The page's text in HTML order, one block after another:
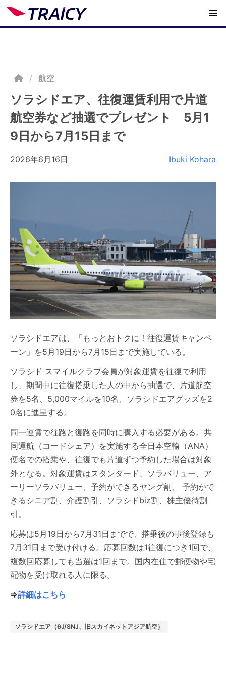
/ 航空
ソラシドエア、往復運賃利用で片道
航空券など抽選でプレゼント 5月1
9日から7月15日まで
2026年6月16日 Ibuki Kohara
ソラシドエアは、「もっとおトクに！往復運賃キャンペ
ーン」を5月19日から7月15日まで実施している。
ソラシド スマイルクラブ会員が対象運賃を往復で利用
し、期間中に往復搭乗した人の中から抽選で、片道航空
券を5名、5,000マイルを10名、ソラシドエアグッズを2
0名に進呈する。
同一運賃で往路と復路を同時に購入する必要がある。共
同運航（コードシェア）を実施する全日本空輸（ANA）
便名での搭乗や、往復でも片道ずつ予約した場合は対象
外となる。対象運賃はスタンダード、ソラバリュー、ア
ーリーソラバリュー、予約ができるヤング割、 予約がで
きるシニア割、介護割引、ソラシドbiz割、株主優待割
引。
応募は5月19日から7月31日までで、搭乗後の事後登録も
7月31日まで受け付ける。応募回数は1往復につき1回で、
複数回応募しても当選は1回まで。国内在住で郵便物や宅
配物を受け取れる人に限る。
⇒詳細はこちら
ソラシドエア（6J/SNJ、旧スカイネットアジア航空）